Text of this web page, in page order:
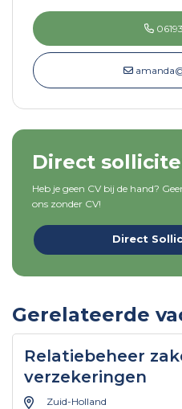
Direct
Heb je geen CV bij de hand?
ons zonder CV!
Direct
Gerelateerde
Relatiebeheer
verzekeringen
Zuid-Holland